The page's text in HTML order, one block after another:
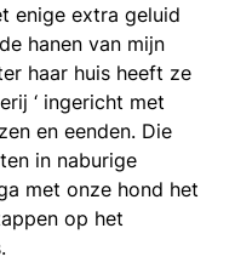
enige extra geluid
hanen van mijn
haar huis heeft ze
‘ ingericht met
en eenden. Die
in naburige
met onze hond het
op het